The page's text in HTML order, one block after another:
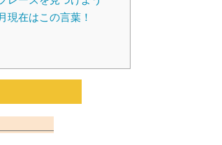
現在はこの言葉！
め
成